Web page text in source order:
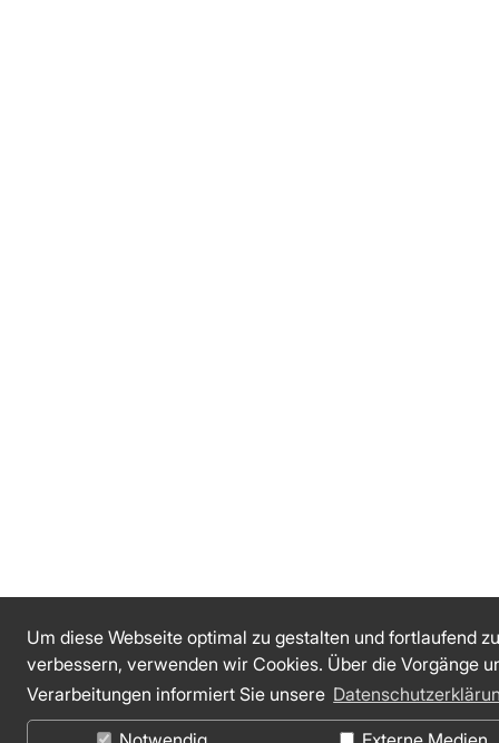
Um diese Webseite optimal zu gestalten und fortlaufend zu
verbessern, verwenden wir Cookies. Über die Vorgänge
Verarbeitungen informiert Sie unsere